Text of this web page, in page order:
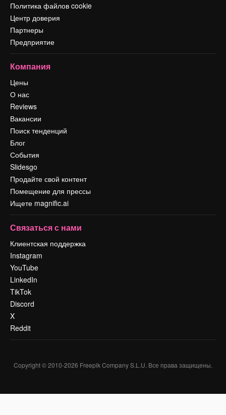
Политика файлов cookie
Центр доверия
Партнеры
Предприятие
Компания
Цены
О нас
Reviews
Вакансии
Поиск тенденций
Блог
События
Slidesgo
Продайте свой контент
Помещение для прессы
Ищете magnific.ai
Связаться с нами
Клиентская поддержка
Instagram
YouTube
LinkedIn
TikTok
Discord
X
Reddit
Copyright © 2010-2026 Freepik Company S.L.U. Все права защищены.